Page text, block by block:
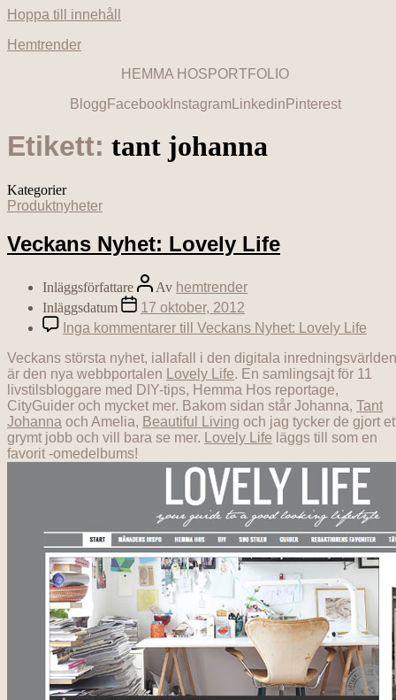
Hoppa till innehåll
Hemtrender
HEMMA HOS PORTFOLIO
Blogg FacebookInstagramLinkedin Pinterest
Etikett: tant johanna
Kategorier
Produktnyheter
Veckans Nyhet: Lovely Life
Inläggsförfattare Av hemtrender
Inläggsdatum
17 oktober, 2012
Inga kommentarer till Veckans Nyhet: Lovely Life
Veckans största nyhet, iallafall i den digitala inredningsvärlden
är den nya webbportalen
Lovely Life. En samlingsajt för 11
livstilsbloggare med DIY-tips, Hemma Hos reportage,
CityGuider och mycket mer. Bakom sidan står Johanna, Tant
Johanna och Amelia, Beautiful Living och jag tycker de gjort
grymt jobb och vill bara se mer.
Lovely Life läggs till som en
favorit -omedelbums!